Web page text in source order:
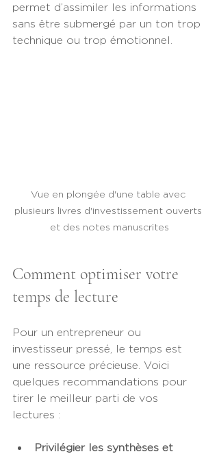
permet d’assimiler les informations
sans être submergé par un ton trop
technique ou trop émotionnel.
Vue en plongée d'une table avec
plusieurs livres d'investissement ouverts
et des notes manuscrites
Comment optimiser votre
temps de lecture
Pour un entrepreneur ou
investisseur pressé, le temps est
une ressource précieuse. Voici
quelques recommandations pour
tirer le meilleur parti de vos
lectures :
Privilégier les synthèses et